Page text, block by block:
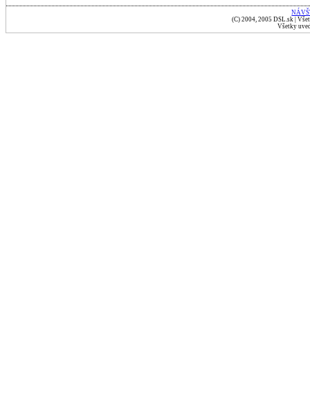
(C) 2004, 2005 DSL.sk |
Všetky